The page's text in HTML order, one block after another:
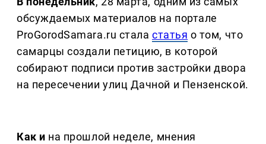
обсуждаемых материалов на портале
ProGorodSamara.ru стала статья о том, что
самарцы создали петицию, в которой
собирают подписи против застройки двора
на пересечении улиц Дачной и Пензенской.
Как и на прошлой неделе, мнения